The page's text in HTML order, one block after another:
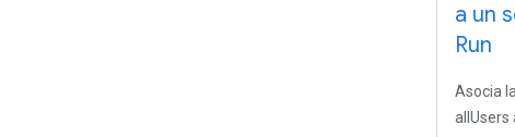
a un
Run
Asocia
allUsers